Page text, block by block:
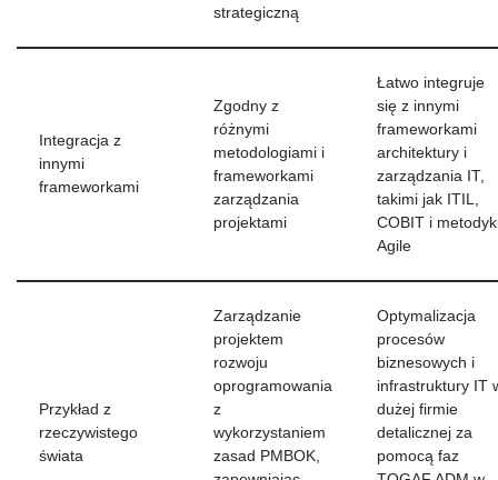
strategiczną
Integracja z
innymi
frameworkami
Zgodny z
różnymi
metodologiami i
frameworkami
zarządzania
projektami
Łatwo integruje
się z innymi
frameworkami
architektury i
zarządzania IT,
takimi jak ITIL,
COBIT i
Agile
Przykład z
rzeczywistego
świata
Zarządzanie
projektem
rozwoju
oprogramowania
z
wykorzystaniem
zasad PMBOK,
Optymalizacja
procesów
biznesowych i
infrastruktury IT
dużej firmie
detalicznej za
pomocą faz